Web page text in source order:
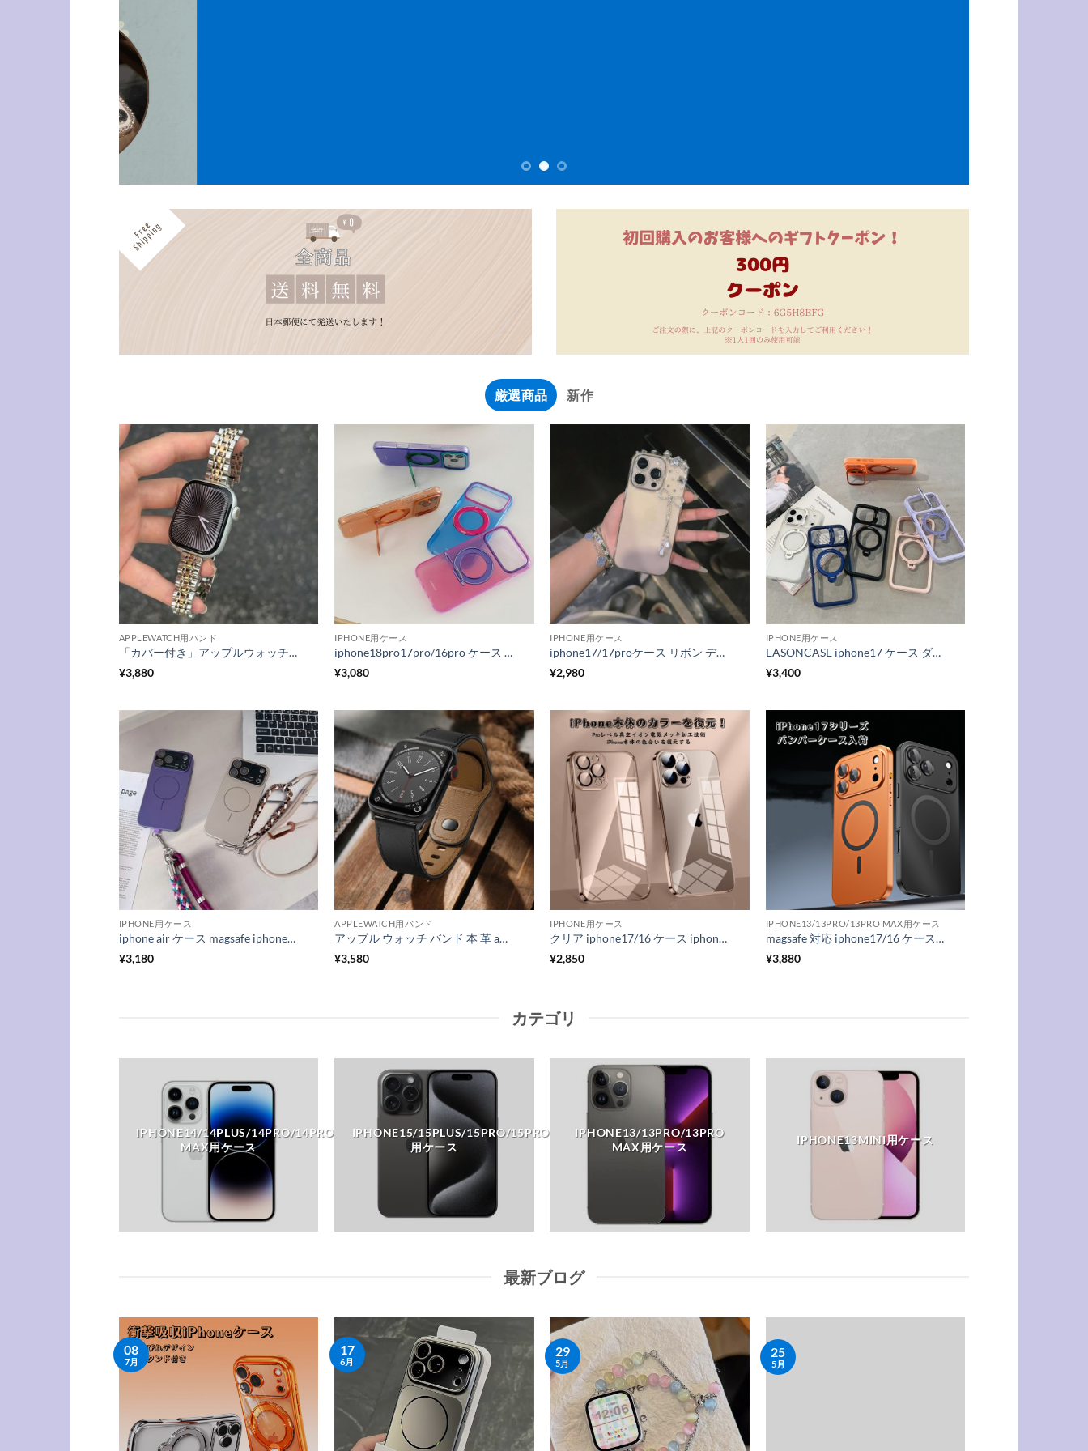
厳選商品 新作
APPLEWATCH用バンド
「カバー付き」アップルウォッチ バンド ステンレス アップル ウォッチ バンド 細め apple watch ステンレス バンド 高級 apple watch メタル バンド 高級 アップル ウォッチ バンド 女性 おしゃれ
¥3,880
IPHONE用ケース
iphone18pro17pro/16pro ケース スタンド 付き おしゃれ iphone18promax/17 ケース カラフル 半 透明 スマホケース iphone17promax/16promax ケース magsafe 対応 iphone ケース 衝撃 に 強い おしゃれ
¥3,080
IPHONE用ケース
iphone17/17proケース リボン デコ iphone17promax/16promax ケース キラキラ ストーン iphone16/16pro ケース デコ iphone15/14/13 ケース 透明 可愛い アイフォン ケース 人気 女性
¥2,980
IPHONE用ケース
EASONCASE iphone17 ケース ダブル スタンド iphone 17pro ケース クリア おしゃれ magsafe対応 ケース iphone16/16プロケース オレンジ かわいい スマホケース 透明 おしゃれ
¥3,400
IPHONE用ケース
iphone air ケース magsafe iphone17/17pro ケース ショルダー iphone17promax ケース カメラ 保護 iphone16/16plus ストラップ 付 ケース スマホケース 大人 可愛い
¥3,180
APPLEWATCH用バンド
アップル ウォッチ バンド 本 革 apple watch バンド レザー アップル ウォッチ バンド メンズ アップル ウォッチ バンド 44 45 apple watch 高級 バンド apple watch ベルト 男性
¥3,580
IPHONE用ケース
クリア iphone17/16 ケース iphone17air/16plus ケース 透明 iphone16 プロ ケース カメラ 保護 ハード スマホケース iphone16promax ケース おしゃれ
¥2,850
IPHONE13/13PRO/13PRO MAX用ケース
magsafe 対応 iphone17/16 ケース バンパー iphone air/16plus/16pro ケース 金属 スマホケース iphone16promax/15pro ケース カメラ 保護 iphone ケース メンズ 人気 R278
¥3,880
カテゴリ
IPHONE14/14PLUS/14PRO/14PRO
MAX用ケース
IPHONE15/15PLUS/15PRO/15PROMAX
用ケース
IPHONE13/13PRO/13PRO
MAX用ケース
IPHONE13MINI用ケース
最新ブログ
08
7月
17
6月
29
5月
25
5月